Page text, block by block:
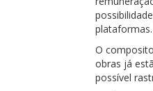
plataformas.
O
obras já
possível